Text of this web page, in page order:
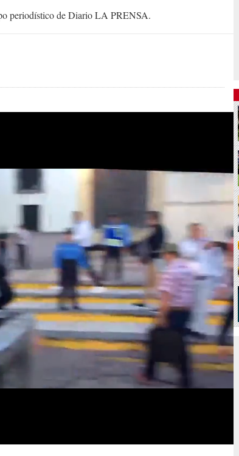
periodístico de Diario LA PRENSA.